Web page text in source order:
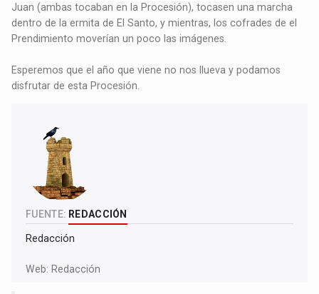
Juan (ambas tocaban en la Procesión), tocasen una marcha
dentro de la ermita de El Santo, y mientras, los cofrades de el
Prendimiento moverían un poco las imágenes.
Esperemos que el año que viene no nos llueva y podamos
disfrutar de esta Procesión.
FUENTE: REDACCIÓN
Redacción
Web: Redacción